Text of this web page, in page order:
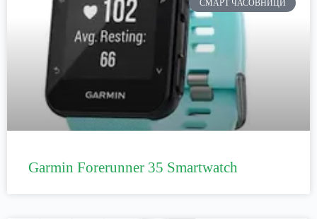
СМАРТ ЧАСОВНИЦИ
Garmin Forerunner 35 Smartwatch